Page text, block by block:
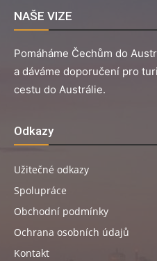
NAŠE VIZE
Pomáháme Čechům do
a dáváme doporučení pro
cestu do Austrálie.
Odkazy
Užitečné odkazy
Spolupráce
Obchodní podmínky
Ochrana osobních údajů
Kontakt